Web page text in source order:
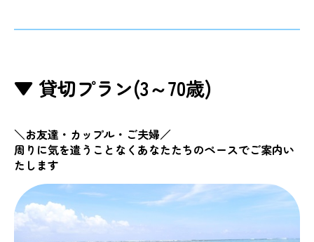
▼ 貸切プラン(3～70歳)
＼お友達・カップル・ご夫婦／
周りに気を遣うことなくあなたたちのペースでご案内い
たします